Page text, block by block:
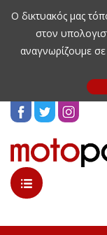
Ο δικτυακός μας
στον
αναγνωρίζουμε